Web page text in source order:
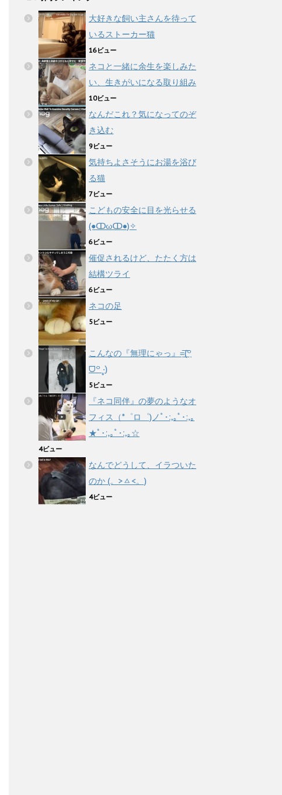
大好きな飼い主さんを待って
いるストーカー猫
16ビュー
ネコと一緒に余生を楽しみた
い、生きがいになる取り組み
10ビュー
なんだこれ？気になってのぞ
き込む
9ビュー
気持ちよさそうにお湯を浴び
る猫
7ビュー
こどもの安全に目を光らせる
(●ↀωↀ●)✧
6ビュー
催促されるけど、たたく方は
結構ツライ
6ビュー
ネコの足
5ビュー
こんなの『無理にゃっ』=͟͟͞͞(꒪
ᗜ꒪ ‧̣̥̇)
5ビュー
『ネコ同伴』の夢のようなオ
フィス（*゜ロ゜)ノﾟ･:,｡ﾟ･:,｡
★ﾟ･:,｡ﾟ･:,｡☆
4ビュー
なんでどうして、イラついた
のか (。>ㅿ<。)
4ビュー